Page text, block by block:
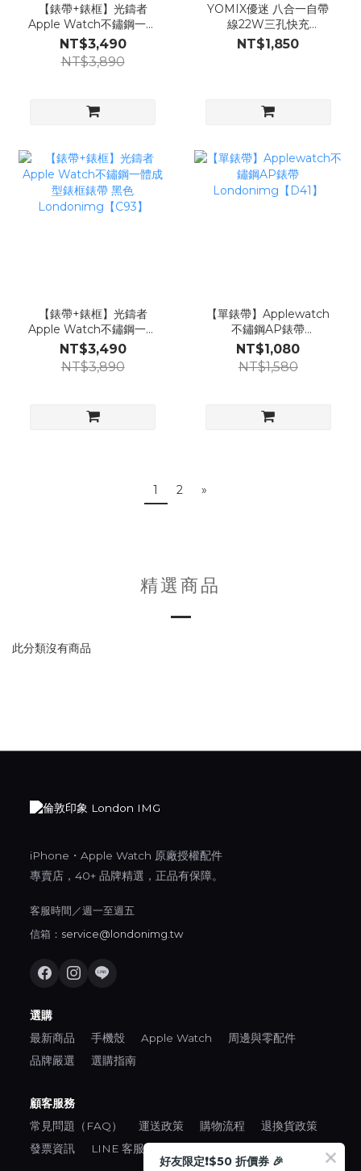
【錶帶+錶框】光鑄者
Apple Watch不鏽鋼一體
成型錶框錶帶 金色
Londonimg【C93】
NT$3,490
NT$3,890
YOMIX優迷 八合一自帶
線22W三孔快充
10000mAh可拆插頭行動
電源【D84】
NT$1,850
【錶帶+錶框】光鑄者
Apple Watch不鏽鋼一體
成型錶框錶帶 黑色
Londonimg【C93】
NT$3,490
NT$3,890
【單錶帶】Applewatch
不鏽鋼AP錶帶
Londonimg【D41】
NT$1,080
NT$1,580
1 2 »
精選商品
此分類沒有商品
iPhone・Apple Watch 原廠授權配件
專賣店，40+ 品牌精選，正品有保障。
客服時間／週一至週五
信箱： service@londonimg.tw
選購
最新商品 手機殼 Apple Watch
周邊與零配件
品牌嚴選
選購指南
顧客服務
常見問題（FAQ） 運送政策 購物流程
退換貨政策
發票資訊
LINE 客服
好友限定❗️$50 折價券 🎉